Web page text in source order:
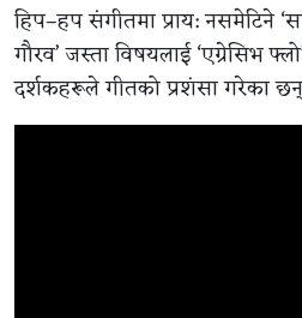
हिप–हप संगीतमा प्राय: नसमेटिने
गौरव’ जस्ता विषयलाई ‘एग्रेसिभ
दर्शकहरूले गीतको प्रशंसा गरेका